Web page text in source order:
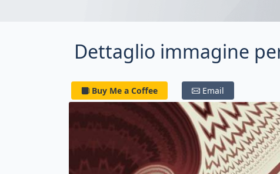
Dettaglio immagine
Buy Me a Coffee Email